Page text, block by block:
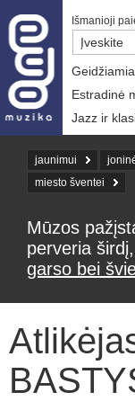
Išmanioji
Estradinė
Jazz ir
jaunimui
miesto šventei
Mūzos
perveria
garso bei